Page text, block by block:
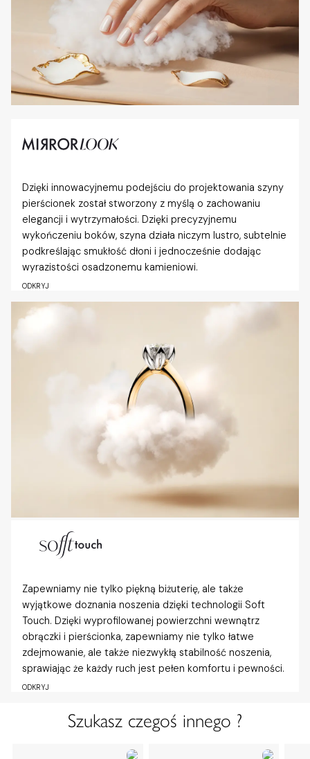
Dzięki innowacyjnemu podejściu do projektowania szyny
pierścionek został stworzony z myślą o zachowaniu
elegancji i wytrzymałości. Dzięki precyzyjnemu
wykończeniu boków, szyna działa niczym lustro, subtelnie
podkreślając smukłość dłoni i jednocześnie dodając
wyrazistości osadzonemu kamieniowi.
ODKRYJ
Zapewniamy nie tylko piękną biżuterię, ale także
wyjątkowe doznania noszenia dzięki technologii Soft
Touch. Dzięki wyprofilowanej powierzchni wewnątrz
obrączki i pierścionka, zapewniamy nie tylko łatwe
zdejmowanie, ale także niezwykłą stabilność noszenia,
sprawiając że każdy ruch jest pełen komfortu i pewności.
ODKRYJ
Szukasz czegoś innego ?